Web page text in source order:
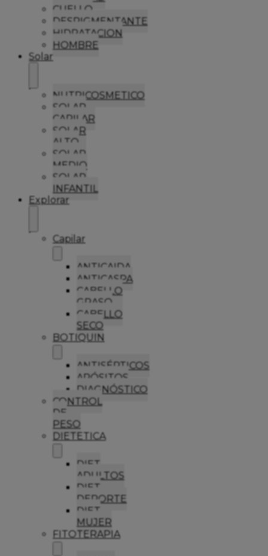
CUELLO
DESPIGMENTANTE
HIDRATACION
HOMBRE
Solar
NUTRICOSMETICO
SOLAR
CAPILAR
SOLAR
ALTO
SOLAR
MEDIO
SOLAR
INFANTIL
Explorar
Capilar
ANTICAIDA
ANTICASPA
CABELLO
GRASO
CABELLO
SECO
BOTIQUIN
ANTISÉPTICOS
APÓSITOS
DIAGNÓSTICO
CONTROL
DE
PESO
DIETETICA
DIET
ADULTOS
DIET
DEPORTE
DIET
MUJER
FITOTERAPIA